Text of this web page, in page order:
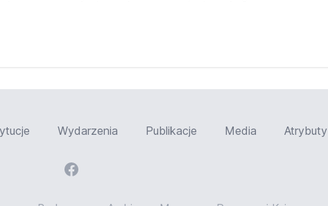
Wydarzenia Publikacje Media Atrybuty